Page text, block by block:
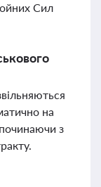
Сил
на
з